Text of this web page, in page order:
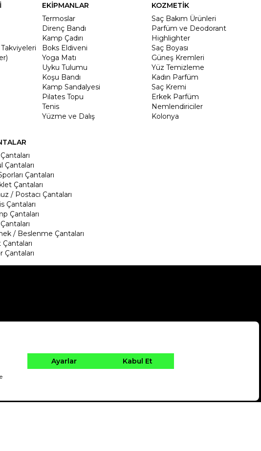
EKİPMANLAR
Termoslar
Direnç Bandı
Kamp Çadırı
Boks Eldiveni
Yoga Matı
Uyku Tulumu
Koşu Bandı
Kamp Sandalyesi
Pilates Topu
Tenis
Yüzme ve Dalış
KOZMETİK
Saç Bakım Ürünleri
Parfüm ve Deodorant
Highlighter
Saç Boyası
Güneş Kremleri
Yüz Temizleme
Kadın Parfüm
Saç Kremi
Erkek Parfüm
Nemlendiriciler
Kolonya
Çantaları
Çantaları
Çantaları
/ Postacı Çantaları
Çantaları
Çantaları
/ Beslenme Çantaları
Çantaları